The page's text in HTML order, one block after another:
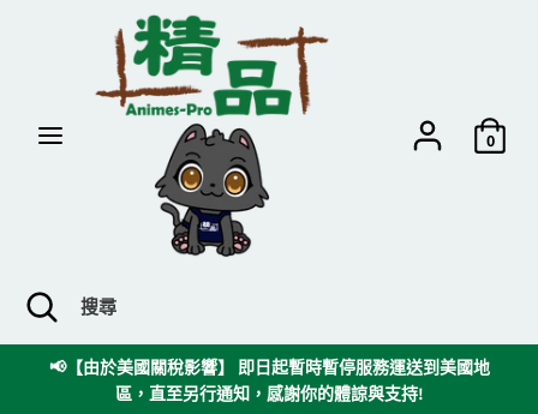
0
尋
搜
尋
關
閉
搜
📢【由於美國關稅影響】 即日起暫時暫停服務運送到美國地
區，直至另行通知，感謝你的體諒與支持!